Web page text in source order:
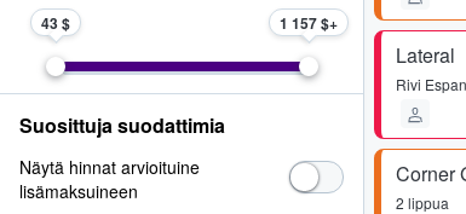
Lateral
Rivi
Corner
2 lippua
43 $ 1 157 $
Suosittuja suodattimia
Näytä hinnat arvioituine
lisämaksuineen